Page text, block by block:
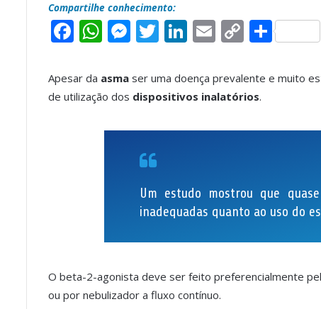
Compartilhe conhecimento:
F
a
c
e
W
h
a
t
s
A
M
e
s
s
e
n
g
e
r
T
w
it
t
e
r
L
i
n
k
e
d
n
E
m
a
il
C
o
p
y
L
i
k
S
h
a
e
Apesar da asma ser uma doença prevalente e muito
de utilização dos dispositivos inalatórios.
Um estudo mostrou que
inadequadas quanto ao uso do
O beta-2-agonista deve ser feito preferencialmente
ou por nebulizador a fluxo contínuo.